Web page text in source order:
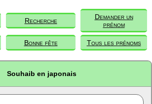
Recherche
Demander un
prénom
Bonne fête Tous les prénoms
Souhaib en japonais